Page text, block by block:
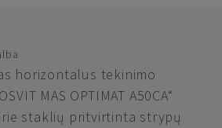
horizontalus tekinimo
MAS OPTIMAT A50CA“
staklių pritvirtinta strypų